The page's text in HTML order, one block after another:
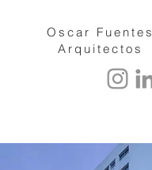
Oscar Fuentes
Arquitectos